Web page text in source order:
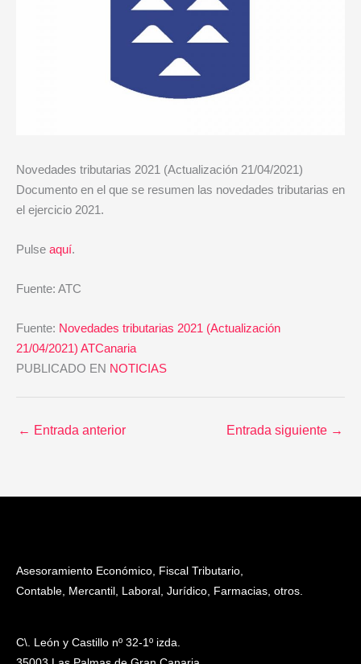
Novedades tributarias 2021 (Actualización 21/04/2021)
Documento en el que se resumen las novedades tributarias en
el ejercicio 2021.
Pulse aquí.
Fuente: ATC
Fuente: Novedades tributarias 2021 (Actualización
21/04/2021) ATCanaria
PUBLICADO EN NOTICIAS
← Entrada anterior Entrada siguiente →
Asesoramiento Económico, Fiscal Tributario,
Contable, Mercantil, Laboral, Jurídico, Farmacias, otros.
C\. León y Castillo nº 32-1º izda.